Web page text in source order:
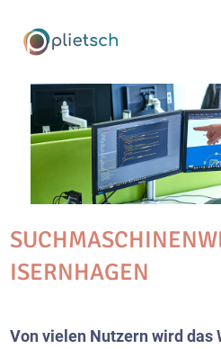
ISERNHAGEN
Von vielen Nutzern wird das